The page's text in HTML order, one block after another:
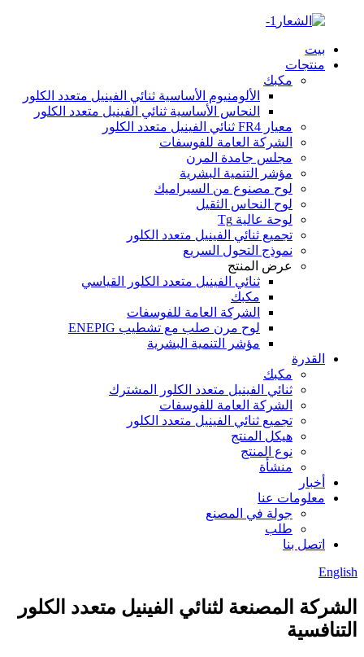
بيت
منتجات
مكبك
الألومنيوم الأساسية ثنائي الفينيل متعدد الكلور
النحاس الأساسية ثنائي الفينيل متعدد الكلور
معيار FR4 ثنائي الفينيل متعدد الكلور
الشركة العامة للفوسفات
مجلس جامدة المرن
مؤشر التنمية البشرية
لوح مصنوع من السيراميك
لوح النحاس الثقيل
لوحة عالية Tg
تجميع ثنائي الفينيل متعدد الكلور
نموذج التحول السريع
عرض المنتج
ثنائي الفينيل متعدد الكلور القياسي
مكبك
الشركة العامة للفوسفات
لوح مرن صلب مع تشطيب ENEPIG
مؤشر التنمية البشرية
القدرة
مكبك
ثنائي الفينيل متعدد الكلور المشترك
الشركة العامة للفوسفات
تجميع ثنائي الفينيل متعدد الكلور
هيكل المنتج
نوع المنتج
منشأة
أخبار
معلومات عنا
جولة في المصنع
طلب
اتصل بنا
English
الشركة المصنعة لثنائي الفينيل متعدد الكلور
التنافسية